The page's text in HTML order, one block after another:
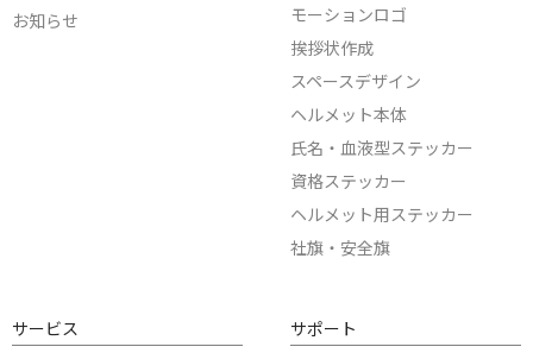
お知らせ
モーションロゴ
挨拶状作成
スペースデザイン
ヘルメット本体
氏名・血液型ステッカー
資格ステッカー
ヘルメット用ステッカー
社旗・安全旗
サービス
サポート